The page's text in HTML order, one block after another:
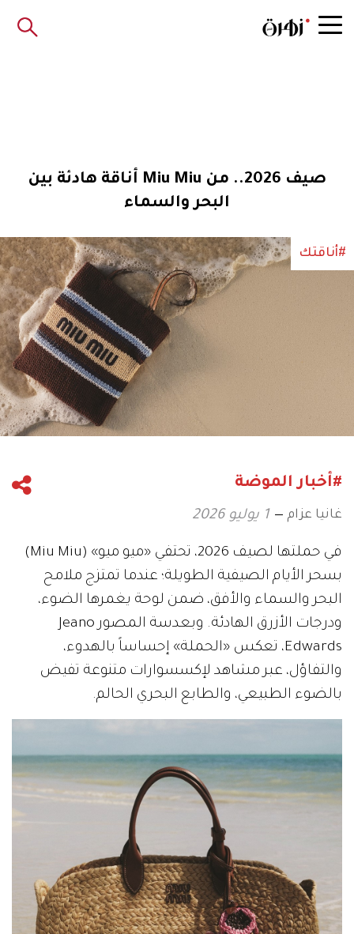
صيف 2026.. من Miu Miu أناقة هادئة بين
البحر والسماء
#أناقتك
#أخبار الموضة
غانيا عزام 1 يوليو 2026
في حملتها لصيف 2026، تحتفي «ميو ميو» (Miu Miu)
بسحر الأيام الصيفية الطويلة؛ عندما تمتزج ملامح
البحر والسماء والأفق، ضمن لوحة يغمرها الضوء،
ودرجات الأزرق الهادئة. وبعدسة المصور Jeano
Edwards، تعكس «الحملة» إحساساً بالهدوء،
والتفاؤل، عبر مشاهد لإكسسوارات متنوعة تفيض
بالضوء الطبيعي، والطابع البحري الحالم.